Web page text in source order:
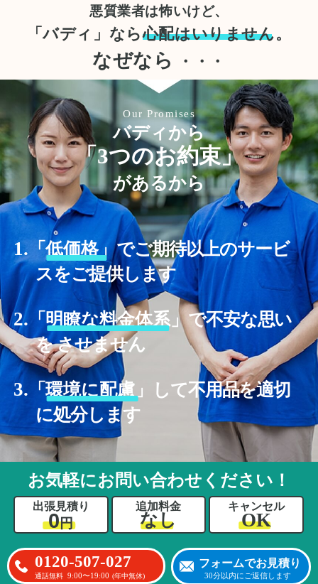
悪質業者は怖いけど、
「バディ」なら心配はいりません。
なぜなら ・・・
Our Promises
バディから
「3つのお約束」
があるから
1. 「低価格」でご期待以上のサービ
スをご提供します
2. 「 明瞭な料金体系」で不安な思い
を させません
3. 「環境に配慮」
して不用品を適切
に処分します
お気軽にお問い合わせください！
出張見積り
0円
追加料金
なし
キャンセル
OK
0120-507-027
通話無料 9:00〜19:00 (年中無休)
フォームでお見積り
30分以内にご返信します